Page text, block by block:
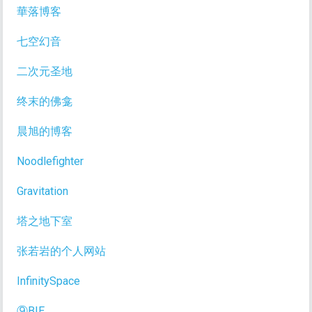
華落博客
七空幻音
二次元圣地
终末的佛龛
晨旭的博客
Noodlefighter
Gravitation
塔之地下室
张若岩的个人网站
InfinitySpace